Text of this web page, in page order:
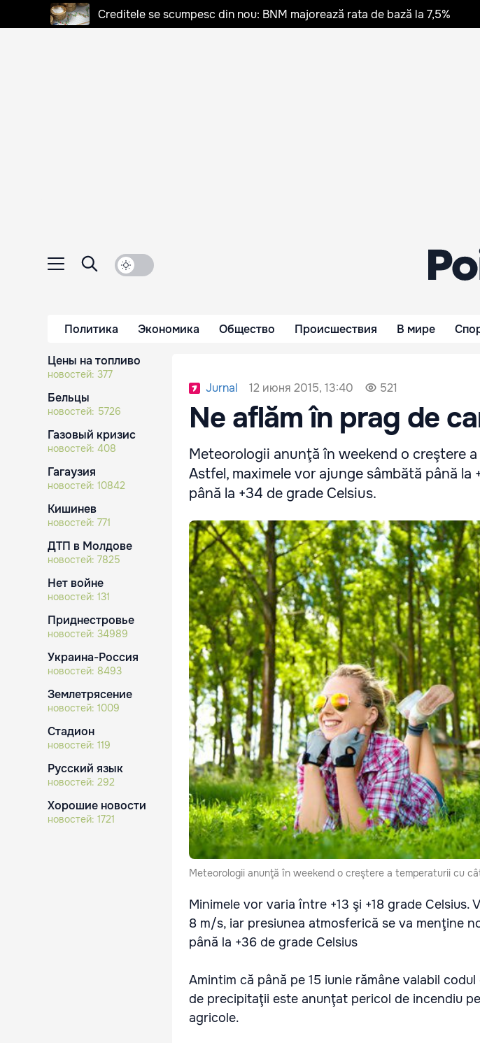
Creditele se scumpesc din nou: BNM majorează rata de bază la 7,5%
Политика Экономика Общество Происшествия В мире
Цены на топливо
новостей: 377
Бельцы
новостей: 5726
Газовый кризис
новостей: 408
Гагаузия
новостей: 10842
Кишинев
новостей: 771
ДТП в Молдове
новостей: 7825
Нет войне
новостей: 131
Приднестровье
новостей: 34989
Украина-Россия
новостей: 8493
Землетрясение
новостей: 1009
Стадион
новостей: 119
Русский язык
новостей: 292
Хорошие новости
новостей: 1721
Jurnal 12 июня 2015, 13:40 521
Ne aflăm în prag de
Meteorologii anunţă în weekend o creştere
Astfel, maximele vor ajunge sâmbătă până la
până la +34 de grade Celsius.
Meteorologii anunţă în weekend o creştere a temperaturii cu
Minimele vor varia între +13 şi +18 grade
8 m/s, iar presiunea atmosferică se va menţine
până la +36 de grade Celsius
Amintim că până pe 15 iunie rămâne valabil
de precipitaţii este anunţat pericol de incendiu
agricole.